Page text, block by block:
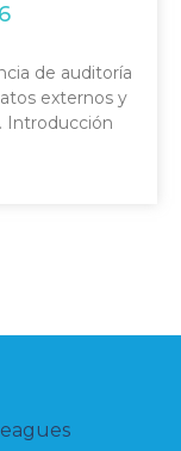
de auditoría
externos y
Introducción